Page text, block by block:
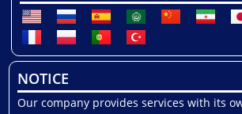
NOTICE
Our company provides services with its